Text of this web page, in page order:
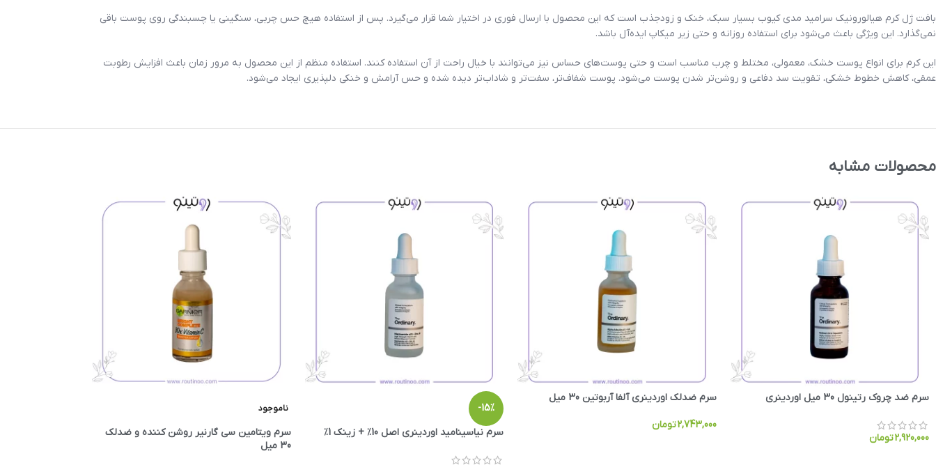
بافت ژل کرم هیالورونیک سرامید مدی کیوب بسیار سبک، خنک و زودجذب است که این محصول با ارسال فوری در اختیار شما قرار می‌گیرد. پس از استفاده هیچ حس چربی، سنگینی یا چسبندگی روی پوست باقی
نمی‌گذارد. این ویژگی باعث می‌شود برای استفاده روزانه و حتی زیر میکاپ ایده‌آل باشد.
این کرم برای انواع پوست خشک، معمولی، مختلط و چرب مناسب است و حتی پوست‌های حساس نیز می‌توانند با خیال راحت از آن استفاده کنند. استفاده منظم از این محصول به مرور زمان باعث افزایش رطوبت
عمقی، کاهش خطوط خشکی، تقویت سد دفاعی و روشن‌تر شدن پوست می‌شود. پوست شفاف‌تر، سفت‌تر و شاداب‌تر دیده شده و حس آرامش و خنکی دلپذیری ایجاد می‌شود.
محصولات مشابه
سرم ضد چروک رتینول 30 میل اوردینری
2,920,000تومان
سرم ضدلک اوردینری آلفا آربوتین 30 میل
2,743,000تومان
-15%
سرم نیاسینامید اوردینری اصل 10٪ + زینک 1٪
ناموجود
سرم ویتامین سی گارنیر روشن کننده و ضدلک
30 میل